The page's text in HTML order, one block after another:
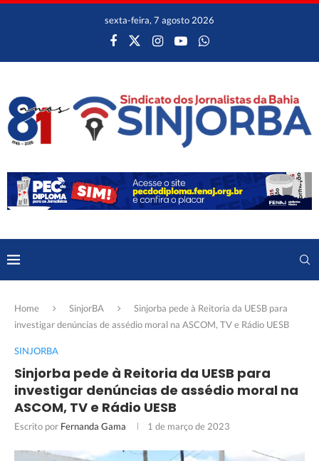
sexta-feira, 7 agosto 2026
Home SinjorBA
Sinjorba pede à Reitoria da UESB para
investigar denúncias de assédio moral na ASCOM, TV e Rádio UESB
SINJORBA
Sinjorba pede à Reitoria da UESB para
investigar denúncias de assédio moral na
ASCOM, TV e Rádio UESB
Escrito por Fernanda Gama 1 de março de 2023